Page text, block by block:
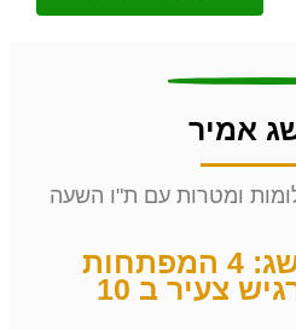
אמיר
ומטרות עם ת"ו השעה
המתנה של אבישג: 4 המפתחות
להשגת גוף שמרגיש צעיר ב 10